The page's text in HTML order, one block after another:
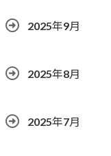
2025年9月
2025年8月
2025年7月